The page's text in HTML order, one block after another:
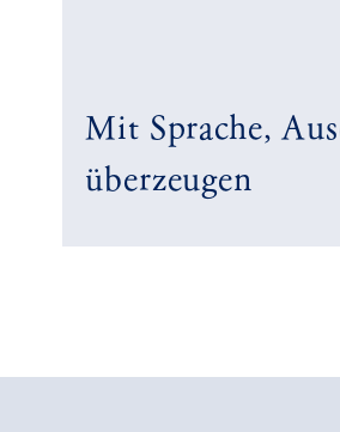
Mit Sprache,
überzeugen